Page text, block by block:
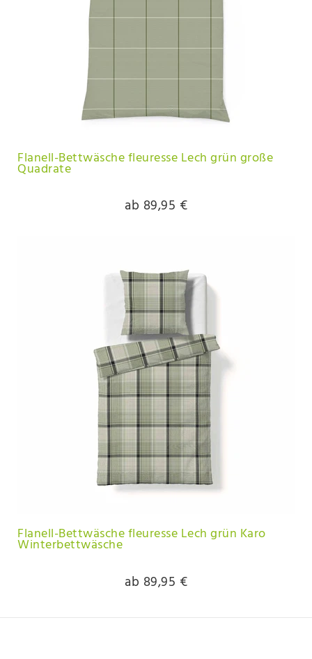
Flanell-Bettwäsche fleuresse Lech grün große
Quadrate
ab 89,95 €
Flanell-Bettwäsche fleuresse Lech grün Karo
Winterbettwäsche
ab 89,95 €